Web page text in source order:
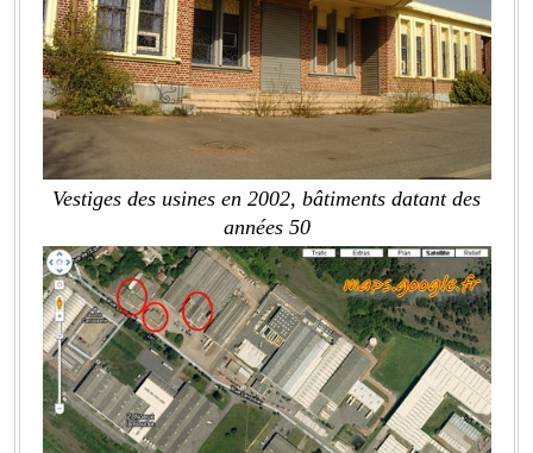
Vestiges des usines en 2002, bâtiments datant des
années 50